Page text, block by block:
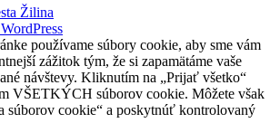
Žilina
používame súbory cookie, aby sme vám
zážitok tým, že si zapamätáme vaše
návštevy. Kliknutím na „Prijať všetko“
VŠETKÝCH súborov cookie. Môžete však
súborov cookie“ a poskytnúť kontrolovaný